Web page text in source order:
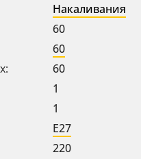
Накаливания
60
60
60
1
1
E27
220